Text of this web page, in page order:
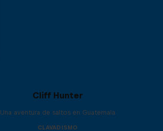
Cliff Hunter
Una aventura de saltos en Guatemala
CLAVADISMO